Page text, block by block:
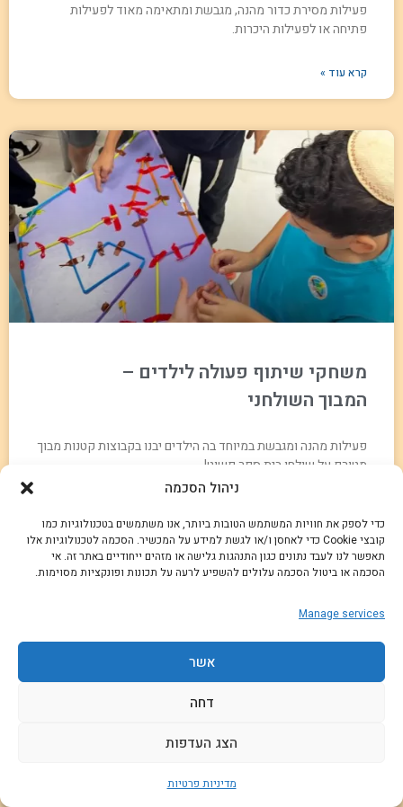
ניהול הסכמה
כדי לספק את חוויות המשתמש הטובות ביותר, אנו משתמשים בטכנולוגיות כמו
קובצי Cookie כדי לאחסן ו/או לגשת למידע על המכשיר. הסכמה לטכנולוגיות אלו
תאפשר לנו לעבד נתונים כגון התנהגות גלישה או מזהים ייחודיים באתר זה. אי
הסכמה או ביטול הסכמה עלולים להשפיע לרעה על תכונות ופונקציות מסוימות.
Manage services
אשר
דחה
הצג העדפות
מדיניות פרטיות
פעילות מסירת כדור מהנה, מגבשת ומתאימה מאוד לפעילות
פתיחה או לפעילות היכרות.
קרא עוד »
משחקי שיתוף פעולה לילדים –
המבוך השולחני
פעילות מהנה ומגבשת במיוחד בה הילדים יבנו בקבוצות קטנות מבוך
מטורף על שולחן בית ספר פשוט!